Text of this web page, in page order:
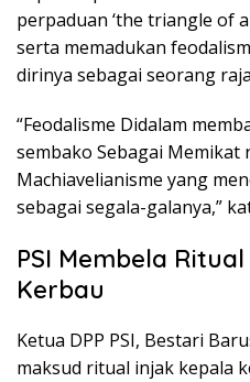
perpaduan ‘the triangle of
serta memadukan
dirinya sebagai seorang
“Feodalisme Didalam
sembako Sebagai Memikat
Machiavelianisme yang
sebagai segala-galanya,”
PSI Membela
Kerbau
Ketua DPP PSI, Bestari
maksud ritual injak kepala